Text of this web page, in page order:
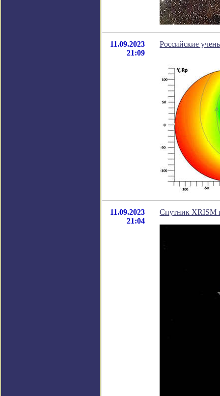
11.09.2023
21:09
Российские
11.09.2023
21:04
Спутник XRISM